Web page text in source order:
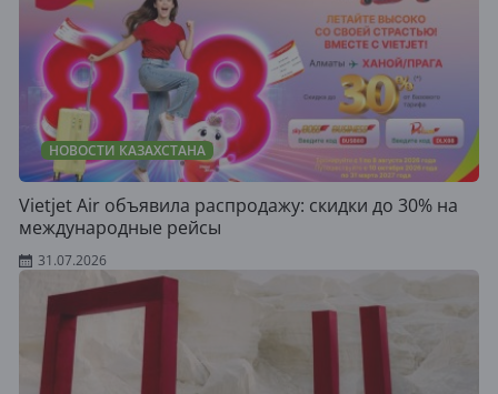
НОВОСТИ КАЗАХСТАНА
Vietjet Air объявила распродажу: скидки до 30% на
международные рейсы
31.07.2026